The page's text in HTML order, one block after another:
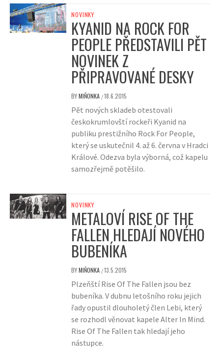
NOVINKY
KYANID NA ROCK FOR
PEOPLE PŘEDSTAVILI PĚT
NOVINEK Z
PŘIPRAVOVANÉ DESKY
BYMIŇONKA /18.6.2015
Pět nových skladeb otestovali
českokrumlovští rockeři Kyanid na
publiku prestižního Rock For People,
který se uskutečnil 4. až 6. června v Hradci
Králové. Odezva byla výborná, což kapelu
samozřejmě potěšilo.
NOVINKY
METALOVÍ RISE OF THE
FALLEN HLEDAJÍ NOVÉHO
BUBENÍKA
BYMIŇONKA /13.5.2015
Plzeňští Rise Of The Fallen jsou bez
bubeníka. V dubnu letošního roku jejich
řady opustil dlouholetý člen Lebi, který
se rozhodl věnovat kapele Alter In Mind.
Rise Of The Fallen tak hledají jeho
nástupce.